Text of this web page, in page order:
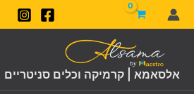
דילוג
לתוכן
אלסאמא | קרמיקה וכלים סניטריים